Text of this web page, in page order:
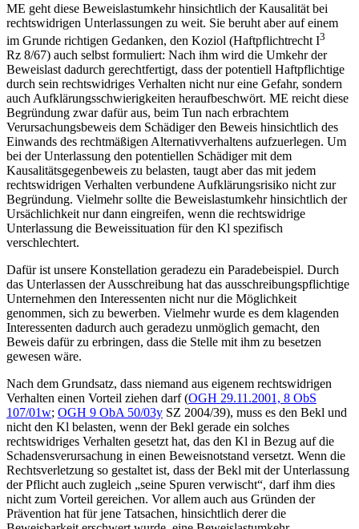
ME geht diese Beweislastumkehr hinsichtlich der Kausalität bei
rechtswidrigen Unterlassungen zu weit. Sie beruht aber auf einem
im Grunde richtigen Gedanken, den Koziol (Haftpflichtrecht I3
Rz 8/67) auch selbst formuliert: Nach ihm wird die Umkehr der
Beweislast dadurch gerechtfertigt, dass der potentiell Haftpflichtige
durch sein rechtswidriges Verhalten nicht nur eine Gefahr, sondern
auch Aufklärungsschwierigkeiten heraufbeschwört. ME reicht diese
Begründung zwar dafür aus, beim Tun nach erbrachtem
Verursachungsbeweis dem Schädiger den Beweis hinsichtlich des
Einwands des rechtmäßigen Alternativverhaltens aufzuerlegen. Um
bei der Unterlassung den potentiellen Schädiger mit dem
Kausalitätsgegenbeweis zu belasten, taugt aber das mit jedem
rechtswidrigen Verhalten verbundene Aufklärungsrisiko nicht zur
Begründung. Vielmehr sollte die Beweislastumkehr hinsichtlich der
Ursächlichkeit nur dann eingreifen, wenn die rechtswidrige
Unterlassung die Beweissituation für den Kl spezifisch
verschlechtert.
Dafür ist unsere Konstellation geradezu ein Paradebeispiel. Durch
das Unterlassen der Ausschreibung hat das ausschreibungspflichtige
Unternehmen den Interessenten nicht nur die Möglichkeit
genommen, sich zu bewerben. Vielmehr wurde es dem klagenden
Interessenten dadurch auch geradezu unmöglich gemacht, den
Beweis dafür zu erbringen, dass die Stelle mit ihm zu besetzen
gewesen wäre.
Nach dem Grundsatz, dass niemand aus eigenem rechtswidrigen
Verhalten einen Vorteil ziehen darf (OGH 29.11.2001, 8 ObS
107/01w; OGH 9 ObA 50/03y SZ 2004/39), muss es den Bekl und
nicht den Kl belasten, wenn der Bekl gerade ein solches
rechtswidriges Verhalten gesetzt hat, das den Kl in Bezug auf die
Schadensverursachung in einen Beweisnotstand versetzt. Wenn die
Rechtsverletzung so gestaltet ist, dass der Bekl mit der Unterlassung
der Pflicht auch zugleich „seine Spuren verwischt“, darf ihm dies
nicht zum Vorteil gereichen. Vor allem auch aus Gründen der
Prävention hat für jene Tatsachen, hinsichtlich derer die